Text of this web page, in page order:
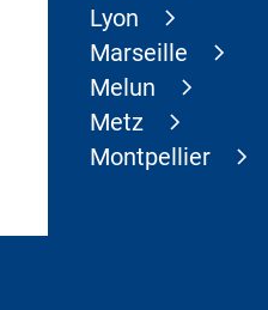
Lyon
Marseille
Melun
Metz
Montpellier